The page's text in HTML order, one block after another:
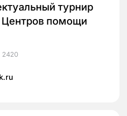
турнир
помощи
2420